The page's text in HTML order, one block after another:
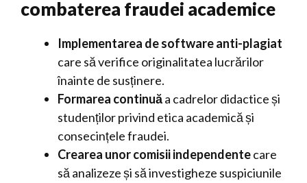
combaterea fraudei academice
Implementarea de software anti-plagiat
care să verifice originalitatea lucrărilor
înainte de susținere.
Formarea continuăa cadrelor didactice și
studenților privind etica academică și
consecințele fraudei.
Crearea unor comisii independentecare
să analizeze și să investigheze suspiciunile